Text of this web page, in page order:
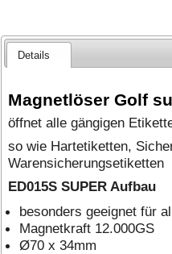
Details
Magnetlöser Golf
öffnet alle gängigen
so wie Hartetiketten,
Warensicherungsetiketten
ED015S SUPER Aufbau
besonders geeignet für
Magnetkraft 12.000GS
Ø70 x 34mm